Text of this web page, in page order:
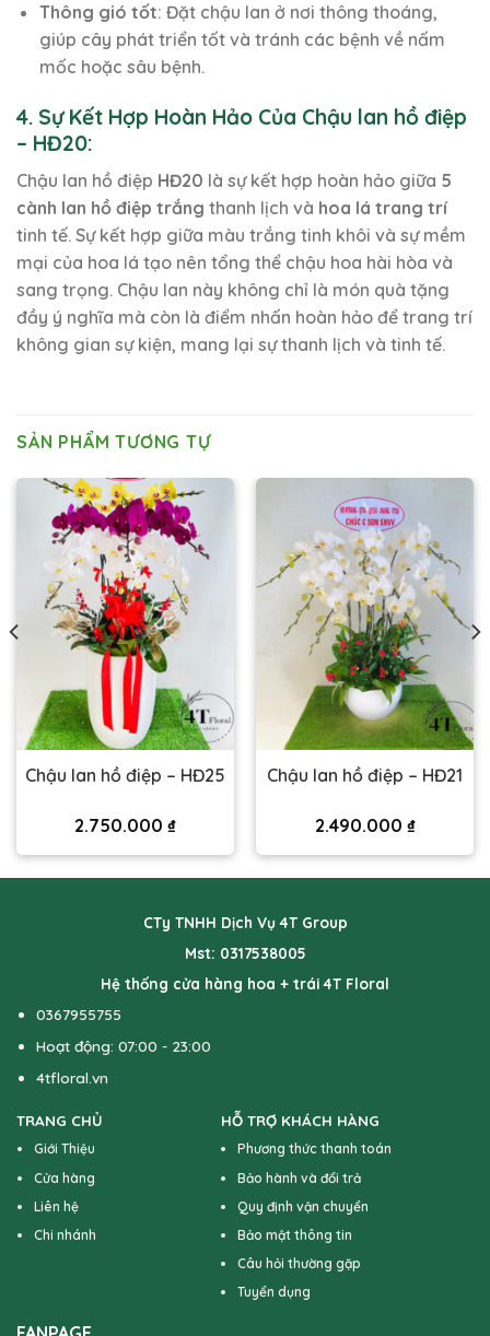
Thông gió tốt: Đặt chậu lan ở nơi thông thoáng,
giúp cây phát triển tốt và tránh các bệnh về nấm
mốc hoặc sâu bệnh.
4. Sự Kết Hợp Hoàn Hảo Của Chậu lan hồ điệp
– HĐ20:
Chậu lan hồ điệp HĐ20 là sự kết hợp hoàn hảo giữa 5
cành lan hồ điệp trắng thanh lịch và hoa lá trang trí
tinh tế. Sự kết hợp giữa màu trắng tinh khôi và sự mềm
mại của hoa lá tạo nên tổng thể chậu hoa hài hòa và
sang trọng. Chậu lan này không chỉ là món quà tặng
đầy ý nghĩa mà còn là điểm nhấn hoàn hảo để trang trí
không gian sự kiện, mang lại sự thanh lịch và tinh tế.
SẢN PHẨM TƯƠNG TỰ
Chậu lan hồ điệp – HĐ25
2.750.000 ₫
Chậu lan hồ điệp – HĐ21
2.490.000 ₫
CTy TNHH Dịch Vụ 4T Group
Mst: 0317538005
Hệ thống cửa hàng hoa + trái 4T Floral
0367955755
Hoạt động: 07:00 - 23:00
4tfloral.vn
TRANG CHỦ
Giới Thiệu
Cửa hàng
Liên hệ
Chi nhánh
HỖ TRỢ KHÁCH HÀNG
Phương thức thanh toán
Bảo hành và đổi trả
Quy định vận chuyển
Bảo mật thông tin
Câu hỏi thường gặp
Tuyển dụng